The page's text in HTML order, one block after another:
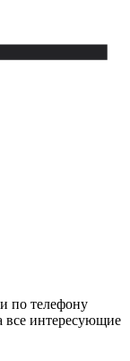
по телефону
все интересующие